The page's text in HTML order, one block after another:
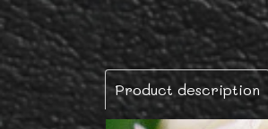
Product description